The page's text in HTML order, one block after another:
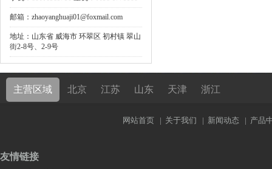
邮箱：zhaoyanghuaji01@foxmail.com
地址：山东省 威海市 环翠区 初村镇 翠山
街2-8号、2-9号
主营区域 北京 江苏 山东 天津 浙江
网站首页 | 关于我们 | 新闻动态 | 产品
友情链接